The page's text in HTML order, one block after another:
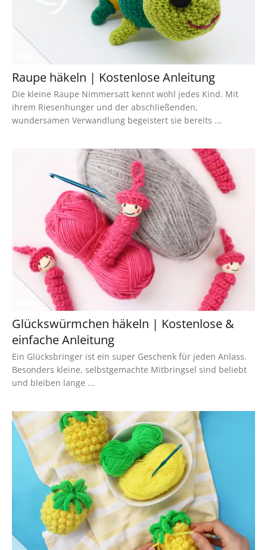
Raupe häkeln | Kostenlose Anleitung
Die kleine Raupe Nimmersatt kennt wohl jedes Kind. Mit
ihrem Riesenhunger und der abschließenden,
wundersamen Verwandlung begeistert sie bereits ...
Glückswürmchen häkeln | Kostenlose &
einfache Anleitung
Ein Glücksbringer ist ein super Geschenk für jeden Anlass.
Besonders kleine, selbstgemachte Mitbringsel sind beliebt
und bleiben lange ...